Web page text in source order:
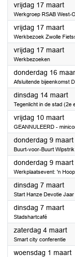
vrijdag 17 maart2023
Werkgroep RSAB West-
vrijdag 17 maart2023
Werkbezoek Zwolle
vrijdag 17 maart2023
Werkbezoeken
donderdag 16
Afsluitende bijeenkomst
dinsdag 14 maart
Tegenlicht in de stad (2e
vrijdag 10 maart2023
GEANNULEERD -
donderdag 9 maart
Buurt-voor-Buurt Wipstrik
donderdag 9 maart
Werkplaatsevent: 'n
dinsdag 7 maart2023
Start Hanze Devotie Jaar
dinsdag 7 maart2023
Stadshartcafé
zaterdag 4 maart
Smart city conferentie
woensdag 1 maart